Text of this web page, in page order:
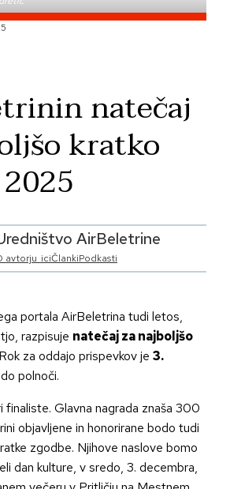
natečaj
kratko
AirBeletrine
avtorju_iciČlankiPodkasti
portala AirBeletrina tudi letos,
razpisuje natečaj za najboljšo
za oddajo prispevkov je 3.
do polnoči.
finaliste. Glavna nagrada znaša 300
objavljene in honorirane bodo tudi
zgodbe. Njihove naslove bomo
dan kulture, v sredo, 3. decembra,